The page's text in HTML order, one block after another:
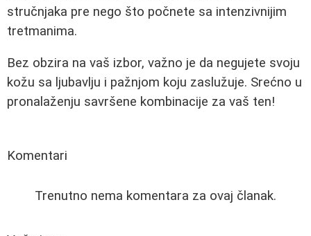
stručnjaka pre nego što počnete sa intenzivnijim
tretmanima.
Bez obzira na vaš izbor, važno je da negujete svoju
kožu sa ljubavlju i pažnjom koju zaslužuje. Srećno u
pronalaženju savršene kombinacije za vaš ten!
Komentari
Trenutno nema komentara za ovaj članak.